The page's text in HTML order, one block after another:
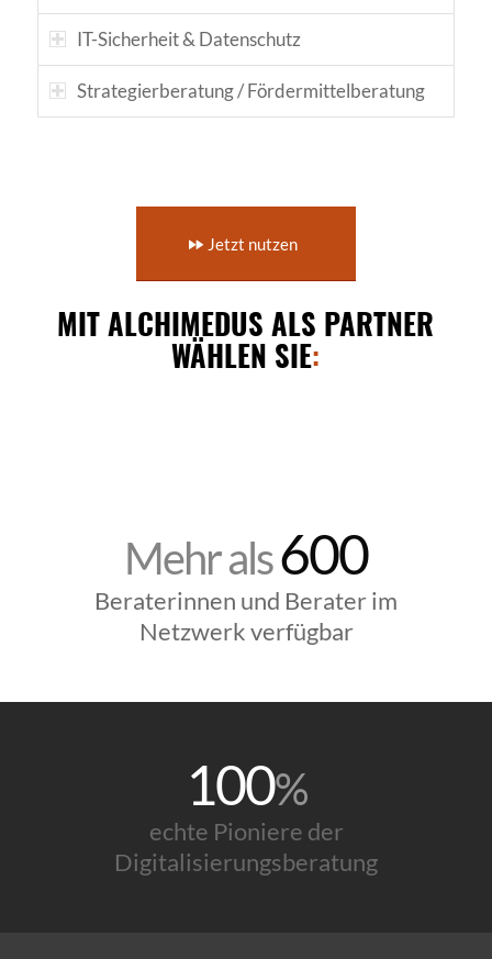
IT-Sicherheit & Datenschutz
Strategierberatung / Fördermittelberatung
Jetzt nutzen
MIT ALCHIMEDUS ALS PARTNER
WÄHLEN SIE:
Mehr als600
Beraterinnen und Berater im
Netzwerk verfügbar
100%
echte Pioniere der
Digitalisierungsberatung